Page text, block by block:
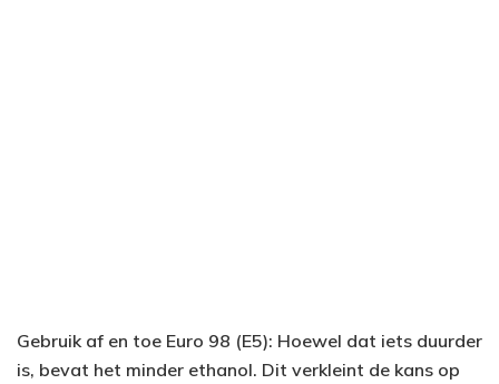
Gebruik af en toe Euro 98 (E5): Hoewel dat iets duurder
is, bevat het minder ethanol. Dit verkleint de kans op